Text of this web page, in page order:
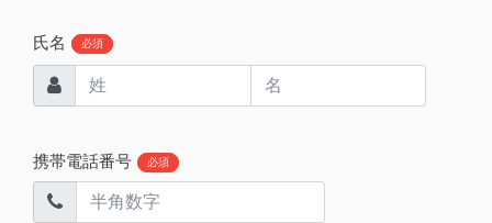
氏名 必須
携帯電話番号 必須